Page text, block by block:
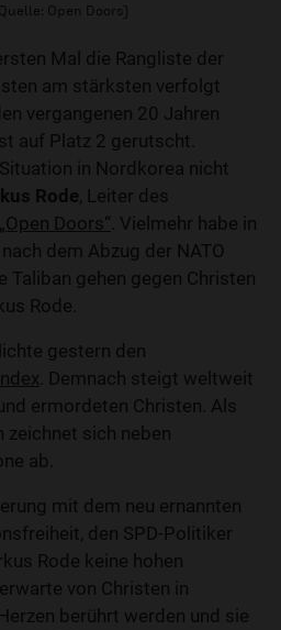
Open Doors)
Mal die Rangliste der
am stärksten verfolgt
vergangenen 20 Jahren
auf Platz 2 gerutscht.
in Nordkorea nicht
Rode , Leiter des
„Open Doors“ . Vielmehr habe in
dem Abzug der NATO
Taliban gehen gegen Christen
Rode.
gestern den
. Demnach steigt weltweit
ermordeten Christen. Als
zeichnet sich neben
ab.
mit dem neu ernannten
den SPD-Politiker
Rode keine hohen
von Christen in
berührt werden und sie